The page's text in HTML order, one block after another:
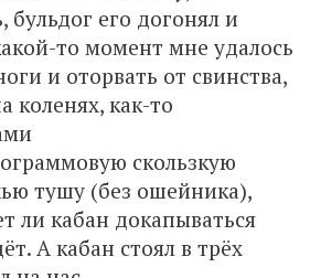
бульдог его догонял и
то момент мне удалось
и оторвать от свинства,
коленях, как-то
скользкую
тушу (без ошейника),
ли кабан докапываться
А кабан стоял в трёх